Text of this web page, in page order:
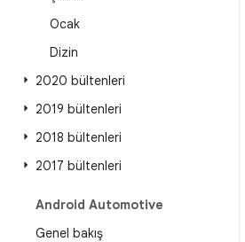
Ocak
Dizin
2020 bültenleri
2019 bültenleri
2018 bültenleri
2017 bültenleri
Android Automotive
Genel bakış